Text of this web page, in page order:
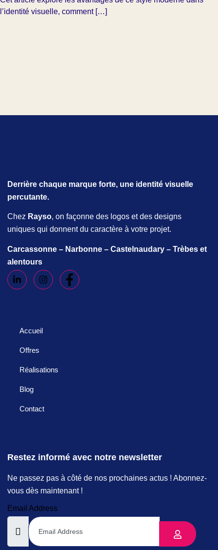
l’identité visuelle, comment […]
Derrière chaque marque forte, une identité visuelle
percutante.
Chez Rayso, on façonne des logos et des designs
uniques qui donnent du caractère à votre projet.
Carcassonne – Narbonne – Castelnaudary – Trèbes et
alentours
Accueil
Offres
Réalisations
Blog
Contact
Restez informé avec notre newsletter
Ne passez pas à côté de nos prochaines actus ! Abonnez-
vous dès maintenant !
Email Address